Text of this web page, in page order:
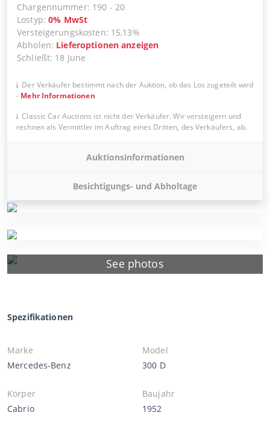
See photos
Chargennummer: 190 - 20
Lostyp:0% MwSt
Versteigerungskosten: 15,13%
Abholen: Lieferoptionen anzeigen
Schließt: 18 June
Der Verkäufer bestimmt nach der Auktion, ob das Los zugeteilt wird
- Mehr Informationen
Classic Car Auctions ist nicht der Verkäufer. Wir versteigern und
rechnen als Vermittler im Auftrag eines Dritten, des Verkäufers, ab.
Auktionsinformationen
Besichtigungs- und Abholtage
Spezifikationen
Marke
Mercedes-Benz
Model
300 D
Körper
Cabrio
Baujahr
1952